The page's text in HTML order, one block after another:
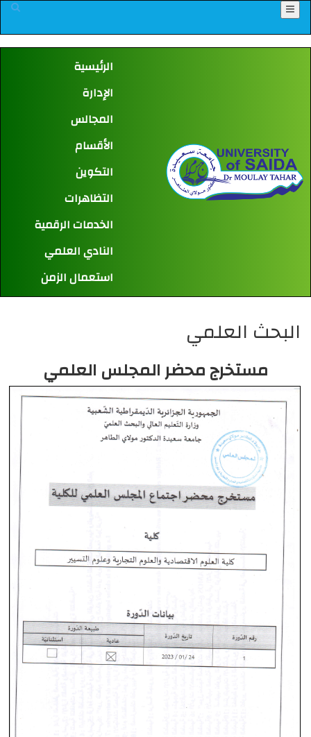
Menu
الرئيسية
الإدارة
المجالس
الأقسام
التكوين
التظاهرات
الخدمات الرقمية
النادي العلمي
استعمال الزمن
البحث العلمي
مستخرج محضر المجلس العلمي